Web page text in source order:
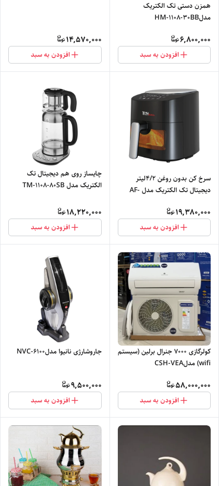
همزن دستی تک الکتریک
مدلHM-1108-30BB
6,800,000
افزودن به سبد
14,570,000
افزودن به سبد
سرخ کن بدون روغن ۴/۲لیتر
دیجیتال تک الکتریک مدل AF-
19,380,000
افزودن به سبد
چایساز روی هم دیجیتال تک
الکتریک مدل TM-1108-80SB
18,220,000
افزودن به سبد
کولرگازی ۷۰۰۰ جنرال برلین (سیستم
wifi) مدلCSH-VEA
58,000,000
افزودن به سبد
جاروشارژی نانیوا مدلNVC-6100
9,500,000
افزودن به سبد